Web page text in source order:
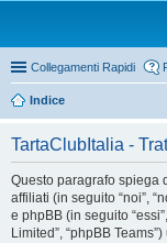
Collegamenti Rapidi
Indice
TartaClubItalia -
Questo paragrafo spiega
affiliati (in seguito “noi”,
e phpBB (in seguito
Limited”, “phpBB